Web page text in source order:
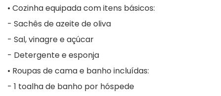
• Cozinha equipada com itens básicos:
- Sachês de azeite de oliva
- Sal, vinagre e açúcar
- Detergente e esponja
• Roupas de cama e banho incluídas:
- 1 toalha de banho por hóspede